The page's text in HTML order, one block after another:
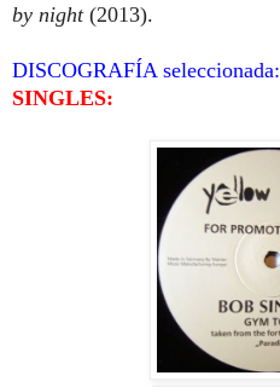
by night (2013).
DISCOGRAFÍA seleccionada:
SINGLES: